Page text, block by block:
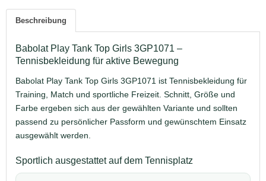
Beschreibung
Babolat Play Tank Top Girls 3GP1071 –
Tennisbekleidung für aktive Bewegung
Babolat Play Tank Top Girls 3GP1071 ist Tennisbekleidung für
Training, Match und sportliche Freizeit. Schnitt, Größe und
Farbe ergeben sich aus der gewählten Variante und sollten
passend zu persönlicher Passform und gewünschtem Einsatz
ausgewählt werden.
Sportlich ausgestattet auf dem Tennisplatz